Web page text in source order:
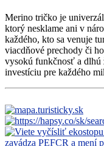
Merino tričko je
ktorý nesklame ani v
každého, kto sa venuje
viacdňové prechody či
vysokú funkčnosť a dlhú
investíciu pre každého